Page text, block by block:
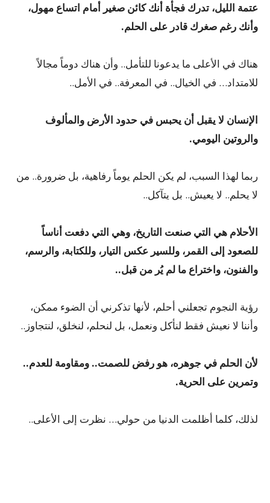
عتمة الليل، تدرك فجأة أنك كائن صغير أمام اتساع مهول،
وأنك رغم صغرك قادر على الحلم.
هناك في الأعلى ما يدعونا للتأمل.. وأن هناك دوماً مجالاً
للامتداد… في الخيال.. في المعرفة.. في الأمل..
الإنسان لا يقبل أن يحبس في حدود الأرض والمألوف
والروتين اليومي.
ربما لهذا السبب، لم يكن الحلم يوماً رفاهية، بل ضرورة.. من
لا يحلم.. لا يعيش.. بل يتآكل..
الأحلام هي التي صنعت التاريخ، وهي التي دفعت أناساً
للصعود إلى القمر، وللسير عكس التيار، وللكتابة، والرسم،
والفنون، واختراع ما لم يُر من قبل..
رؤية النجوم تجعلني أحلم، لأنها تذكرني أن الضوء ممكن،
وأننا لا نعيش فقط لنأكل ونعمل، بل لنحلم، لنخلق، لنتجاوز..
لأن الحلم في جوهره، هو رفض للصمت.. ومقاومة للعدم..
وتمرين على الحرية.
لذلك، كلما أظلمت الدنيا من حولي… نظرت إلى الأعلى..